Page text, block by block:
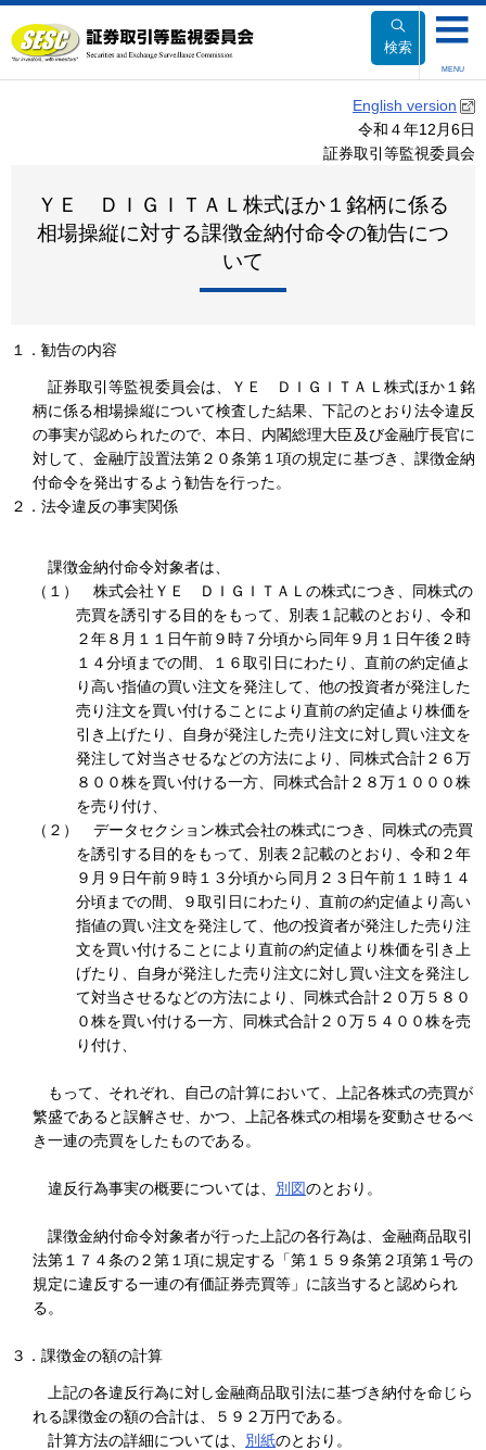
文
へ
検索
MENU
English version
令和４年12月6日
証券取引等監視委員会
ＹＥ ＤＩＧＩＴＡＬ株式ほか１銘柄に係る
相場操縦に対する課徴金納付命令の勧告につ
いて
１．勧告の内容
証券取引等監視委員会は、ＹＥ ＤＩＧＩＴＡＬ株式ほか１銘
柄に係る相場操縦について検査した結果、下記のとおり法令違反
の事実が認められたので、本日、内閣総理大臣及び金融庁長官に
対して、金融庁設置法第２０条第１項の規定に基づき、課徴金納
付命令を発出するよう勧告を行った。
２．法令違反の事実関係
課徴金納付命令対象者は、
（１） 株式会社ＹＥ ＤＩＧＩＴＡＬの株式につき、同株式の
売買を誘引する目的をもって、別表１記載のとおり、令和
２年８月１１日午前９時７分頃から同年９月１日午後２時
１４分頃までの間、１６取引日にわたり、直前の約定値よ
り高い指値の買い注文を発注して、他の投資者が発注した
売り注文を買い付けることにより直前の約定値より株価を
引き上げたり、自身が発注した売り注文に対し買い注文を
発注して対当させるなどの方法により、同株式合計２６万
８００株を買い付ける一方、同株式合計２８万１０００株
を売り付け、
（２） データセクション株式会社の株式につき、同株式の売買
を誘引する目的をもって、別表２記載のとおり、令和２年
９月９日午前９時１３分頃から同月２３日午前１１時１４
分頃までの間、９取引日にわたり、直前の約定値より高い
指値の買い注文を発注して、他の投資者が発注した売り注
文を買い付けることにより直前の約定値より株価を引き上
げたり、自身が発注した売り注文に対し買い注文を発注し
て対当させるなどの方法により、同株式合計２０万５８０
０株を買い付ける一方、同株式合計２０万５４００株を売
り付け、
もって、それぞれ、自己の計算において、上記各株式の売買が
繁盛であると誤解させ、かつ、上記各株式の相場を変動させるべ
き一連の売買をしたものである。
違反行為事実の概要については、 別図のとおり。
課徴金納付命令対象者が行った上記の各行為は、金融商品取引
法第１７４条の２第１項に規定する「第１５９条第２項第１号の
規定に違反する一連の有価証券売買等」に該当すると認められ
る。
３．課徴金の額の計算
上記の各違反行為に対し金融商品取引法に基づき納付を命じら
れる課徴金の額の合計は、５９２万円である。
計算方法の詳細については、 別紙のとおり。